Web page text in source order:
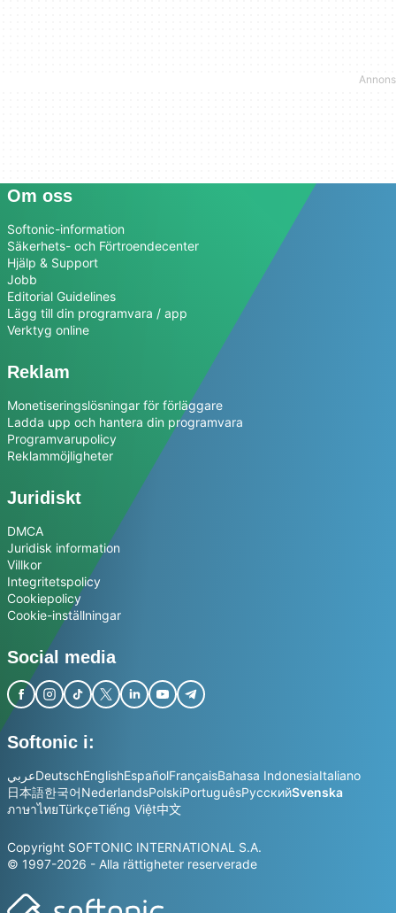
Om oss
Softonic-information
Säkerhets- och Förtroendecenter
Hjälp & Support
Jobb
Editorial Guidelines
Lägg till din programvara / app
Verktyg online
Reklam
Monetiseringslösningar för förläggare
Ladda upp och hantera din programvara
Programvarupolicy
Reklammöjligheter
Juridiskt
DMCA
Juridisk information
Villkor
Integritetspolicy
Cookiepolicy
Cookie-inställningar
Social media
Softonic i:
عربيDeutschEnglishEspañolFrançaisBahasa IndonesiaItaliano
日本語한국어NederlandsPolskiPortuguêsРусскийSvenska
ภาษาไทยTürkçeTiếng Việt中文
Copyright SOFTONIC INTERNATIONAL S.A.
© 1997-2026 - Alla rättigheter reserverade